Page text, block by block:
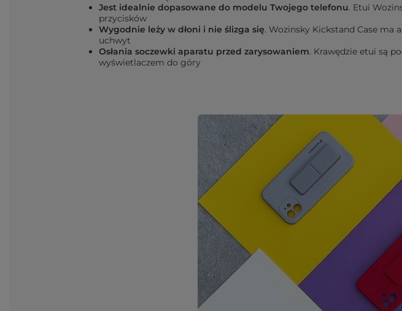
Jest idealnie dopasowane do modelu Twojego telefonu. Etui
przycisków
Wygodnie leży w dłoni i nie ślizga się. Wozinsky Kickstand Case ma
uchwyt
Osłania soczewki aparatu przed zarysowaniem. Krawędzie etui są
wyświetlaczem do góry